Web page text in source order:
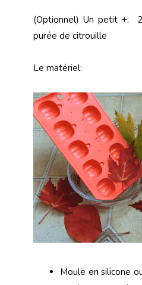
(Optionnel) Un petit +:
purée de citrouille
Le matériel:
Moule en silicone